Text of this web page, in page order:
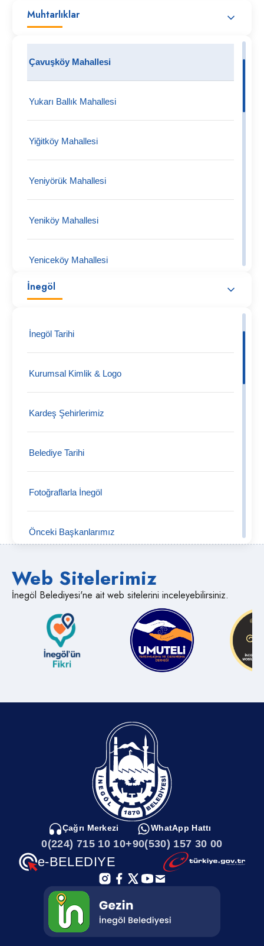
Muhtarlıklar
Çavuşköy Mahallesi
Yukarı Ballık Mahallesi
Yiğitköy Mahallesi
Yeniyörük Mahallesi
Yeniköy Mahallesi
Yeniceköy Mahallesi
Tüfekçikonak Mahallesi
Turgutalp Köy Mahallesi
Tokuş Mahallesi
Tekke Mahallesi
Tahtaköprü Mahallesi
Şipali Mahallesi
Şehitler Mahallesi
Süpürtü Mahallesi
Sülüklügöl Mahallesi
Süle Mahallesi
Sulhiye Mahallesi
Soğukdere Mahallesi
Sarıpınar Mahallesi
Saadet Mahallesi
Rüştiye Mahallesi
İnegöl
İnegöl Tarihi
Kurumsal Kimlik & Logo
Kardeş Şehirlerimiz
Belediye Tarihi
Fotoğraflarla İnegöl
Önceki Başkanlarımız
Semt Pazarları
Medya İnegöl
Muhtarlıklar
İnegölde Gezilecek Yerler
İnegöl Haritası
İlçemizi Tanıyalım
Afet Toplanma Alanları
Web Sitelerimiz
İnegöl Belediyesi'ne ait web sitelerini inceleyebilirsiniz.
Çağrı Merkezi
0(224) 715 10 10
WhatApp Hattı
+90(530) 157 30 00
e-BELEDIYE